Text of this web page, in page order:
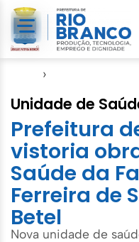
›
Unidade de
Prefeitura
vistoria
Saúde da
Ferreira de
Betel
Nova unidade de